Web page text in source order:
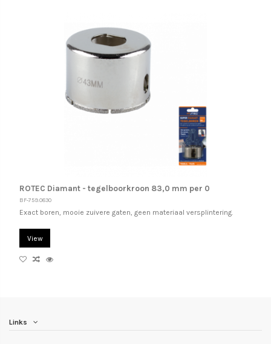
ROTEC Diamant - tegelboorkroon 83,0 mm per 0
BF-759.0830
Exact boren, mooie zuivere gaten, geen materiaal versplintering.
View
Links